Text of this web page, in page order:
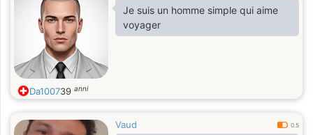
Je suis un homme simple qui aime
voyager
Da100739 anni
Vaud 0.5